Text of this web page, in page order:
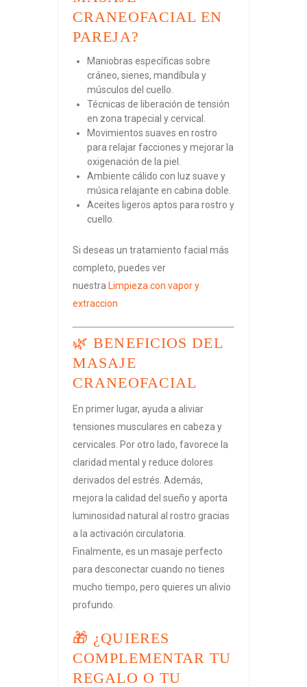
CRANEOFACIAL EN
PAREJA?
Maniobras específicas sobre
cráneo, sienes, mandíbula y
músculos del cuello.
Técnicas de liberación de tensión
en zona trapecial y cervical.
Movimientos suaves en rostro
para relajar facciones y mejorar la
oxigenación de la piel.
Ambiente cálido con luz suave y
música relajante en cabina doble.
Aceites ligeros aptos para rostro y
cuello.
Si deseas un tratamiento facial más
completo, puedes ver
nuestra Limpieza con vapor y
extraccion
🌿 BENEFICIOS DEL
MASAJE
CRANEOFACIAL
En primer lugar, ayuda a aliviar
tensiones musculares en cabeza y
cervicales. Por otro lado, favorece la
claridad mental y reduce dolores
derivados del estrés. Además,
mejora la calidad del sueño y aporta
luminosidad natural al rostro gracias
a la activación circulatoria.
Finalmente, es un masaje perfecto
para desconectar cuando no tienes
mucho tiempo, pero quieres un alivio
profundo.
🎁 ¿QUIERES
COMPLEMENTAR TU
REGALO O TU